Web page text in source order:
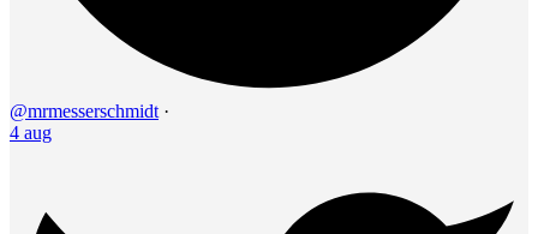
@mrmesserschmidt ·
4 aug